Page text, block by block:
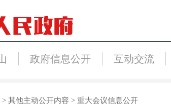
政府信息公开 互动交流
> 其他主动公开内容 > 重大会议信息公开